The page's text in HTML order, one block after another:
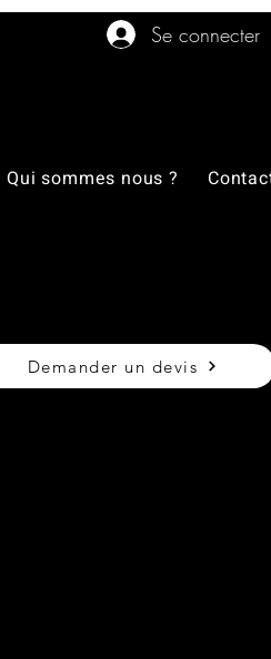
Se connecter
Qui sommes nous ?
Demander un devis